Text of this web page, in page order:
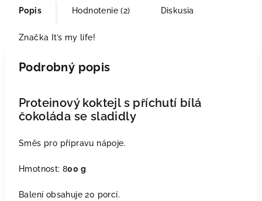
Popis Hodnotenie (2) Diskusia
Značka It’s my life!
Podrobný popis
Proteinový koktejl s příchutí bílá
čokoláda se sladidly
Směs pro přípravu nápoje.
Hmotnost: 800 g
Balení obsahuje 20 porcí.